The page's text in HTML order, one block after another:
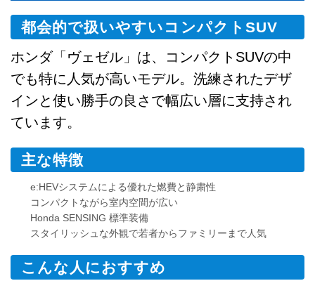
都会的で扱いやすいコンパクトSUV
ホンダ「ヴェゼル」は、コンパクトSUVの中
でも特に人気が高いモデル。洗練されたデザ
インと使い勝手の良さで幅広い層に支持され
ています。
主な特徴
e:HEVシステムによる優れた燃費と静粛性
コンパクトながら室内空間が広い
Honda SENSING 標準装備
スタイリッシュな外観で若者からファミリーまで人気
こんな人におすすめ